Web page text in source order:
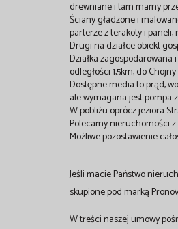
drewniane i tam mamy
Ściany gładzone i
parterze z terakoty i paneli,
Drugi na działce obiekt
Działka
odległości 1,5km, do
Dostępne media to prąd,
ale wymagana jest pompa
W pobliżu oprócz jeziora
Polecamy nieruchomości z
Możliwe pozostawienie
Jeśli macie Państwo
skupione pod marką
W treści naszej umowy